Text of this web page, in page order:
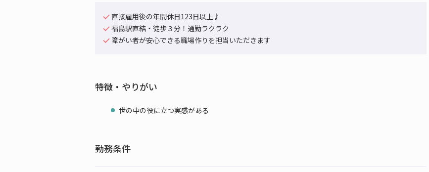
直接雇用後の年間休日123日以上♪
福島駅直結・徒歩３分！通勤ラクラク
障がい者が安心できる職場作りを担当いただきます
特徴・やりがい
世の中の役に立つ実感がある
勤務条件